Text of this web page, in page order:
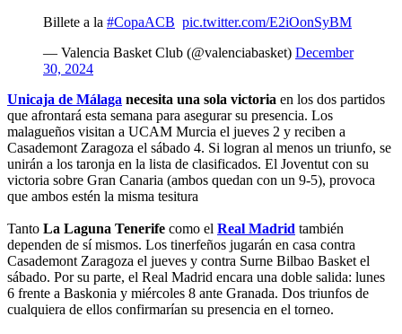
Billete a la #CopaACB pic.twitter.com/E2iOonSyBM
— Valencia Basket Club (@valenciabasket) December
30, 2024
Unicaja de Málaga necesita una sola victoria en los dos partidos
que afrontará esta semana para asegurar su presencia. Los
malagueños visitan a UCAM Murcia el jueves 2 y reciben a
Casademont Zaragoza el sábado 4. Si logran al menos un triunfo, se
unirán a los taronja en la lista de clasificados. El Joventut con su
victoria sobre Gran Canaria (ambos quedan con un 9-5), provoca
que ambos estén la misma tesitura
Tanto La Laguna Tenerife como el Real Madrid también
dependen de sí mismos. Los tinerfeños jugarán en casa contra
Casademont Zaragoza el jueves y contra Surne Bilbao Basket el
sábado. Por su parte, el Real Madrid encara una doble salida: lunes
6 frente a Baskonia y miércoles 8 ante Granada. Dos triunfos de
cualquiera de ellos confirmarían su presencia en el torneo.